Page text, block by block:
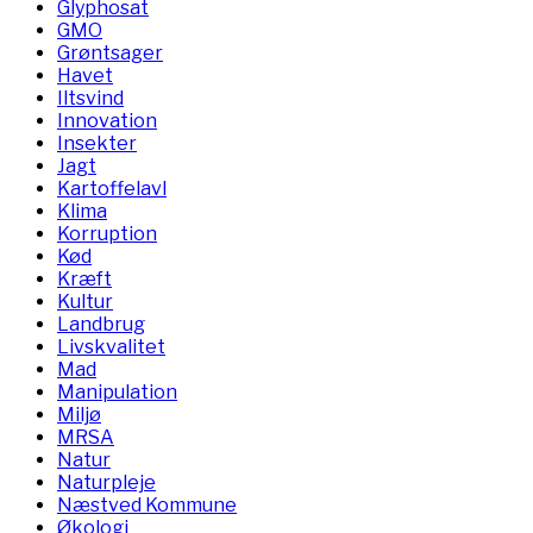
Glyphosat
GMO
Grøntsager
Havet
Iltsvind
Innovation
Insekter
Jagt
Kartoffelavl
Klima
Korruption
Kød
Kræft
Kultur
Landbrug
Livskvalitet
Mad
Manipulation
Miljø
MRSA
Natur
Naturpleje
Næstved Kommune
Økologi